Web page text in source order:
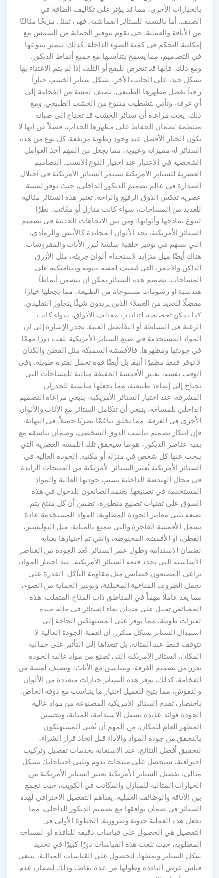
بالخيارات الأخرى، مما قد يؤثر على تكاليف الطاقة في
الصيف. أما بالنسبة للستائر القماشية، فهي تمثل مزيجًا مثاليًا
من الأناقة والعملية. حي تقوم بتوفير الحماية من الشمس مع
إمكانية التحكم في كمية الضوء الداخلة. كذلك، تتميز بتنوعها
في التصاميم، مما يسمح بتناسبها مع جميع أنماط الديكور.
ومع ذلك، فإنها قد تتعرض للبقع أو التلف إذا لم يتم الاعتناء بها
بشكل جيد. على الجانب الآخر، تشكل ستائر الخشب خياراً
راقياً بفضل مظهرها الطبيعي. تضيف لمسة من الفخامة إلى
أي غرفة، وتأتي بتشطيب متنوع من الخشب الطبيعي. ومع
ذلك، يجب مراعاة أن ستائر الخشب قد تحتاج إلى صيانة
منتظمة لضمان الحفاظ على مظهرها الجذاب، فضلاً عن أنها لا
تكون الخيار الأفضل عند وجود رطوبة مرتفعة. كل نوع من هذه
الستائر له مميزاته وعيوبه، مما يجعل من المهم أخذ العوامل
الشخصية في الاعتبار عند اختيار النوع الأنسب. التصاميم
العصرية للستائر الأمريكية تستمر الستائر الأمريكية في احتلال
الصدارة في عالم تصميم الديكور الداخلي، حيث توفر لمسة
عصرية تعكس الذوق الرفيع والراحة. تعتبر هذه الستائر مثالية
للعديد من المساحات، سواء كانت منازل أو مكاتب، نظرًا
لتنوع نماذجها وألوانها. ومن بين الاتجاهات الحديثة في تصميم
الستائر الأمريكية، نجد الألوان المحايدة كالأبيض والرمادي،
التي تسهم في توفير خلفية سلسة تُبرز الأثاث والمفروشات.
هناك أيضًا ميل متزايد لاستخدام ألوان جريئة، مثل الأزرق
الداكن والأحمر، التي تُضيف لمسة حيوية وديناميكية على
المساحات. تصميم هذه الستائر يمكن أن يتضمن أنماطاً
هندسية أو رسومات مستوحاة من الطبيعة، مما يجعلها خيارًا
مفضلًا للعديد من العملاء الذين يريدون شيئًا يتجاوز التقليدي.
كما يمكن تخصيصه لتناسب مختلف الأذواق، سواء كانت
الرغبة في البساطة أو التفاصيل الغنية. تجدر الإشارة إلى أن
المواد المستخدمة في صنع الستائر الأمريكية تلعب دورًا مهمًا
في جودتها ومظهرها. فالأقمشة السميكة مثل القطن والكتان
لا توفر فقط مظهرًا أنيقًا بل أيضًا قوة تحمل لفترة طويلة. وفي
الوقت نفسه، تعتبر الأقمشة الخفيفة مثالية للمساحات التي
تحتاج إلى إضاءة طبيعية، مما يجعلها مناسبة للجدران
المشرقة. عند اختيار الستائر الأمريكية، ينبغي مراعاة التصميم
الداخلي للمساحة. ينبغي أن تتكامل الستائر مع الأثاث والألوان
الأخرى في الغرفة، مما يخلق تناغمًا بصريًا جميلاً. في النهاية،
فإن ابتكار تصميم يناسب الذوق الشخصي، وضمان تناسقه مع
بقية عناصر الديكور، هو ما سيحقق تلك اللمسة العصرية التي
يبحث عنها كل شخص في منزله أو مكتبه. الجودة العالية في
الستائر الأمريكية تُعتبر الستائر الأمريكية من المنتجات الرائدة
في مجال الهندسة الداخلية بسبب جودتها العالية والمواد
المستخدمة في تصنيعها. يعتمد الصانعون للدخول في هذه
السوق على تقنيات تصنيع متطورة، تضمن أن كل منتج يتم
صنعه يلبي معايير الجودة المطلوبة. المواد المستخدمة عادة
تشمل الأقمشة الفاخرة والتي تتمتع بالمتانة، مثل البوليستر،
القطن، أو الأقمشة المخلوطة، والتي تم اختيارها بعناية
لضمان الاستدامة وطول عمر الستائر. تُعد الجودة من العناصر
الأساسية التي تحدد قيمة الستائر الأمريكية. عند اختيار المواد،
يراعي المصنعون خصائص مثل مقاومة التآكل، القدرة على
تحمل الظروف المناخية المختلفة، وتوفير الحماية من الضوء،
مما يعد عاملاً مهماً في المناطق ذات المناخ المتقلب. هذه
الخصائص تعمل على ضمان بقاء الستائر في حالة جيدة
لفترات طويلة، مما يوفر على المستهلكين الحاجة إلى
استبدال الستائر بشكل متكرر. إن أهمية الجودة العالية لا
تتوقف فقط عند المتانة، بل تتعداها إلى التأثير على جمالية
المكان. الستائر الأمريكية التي تُصنع من مواد عالية الجودة
تعزز من تصميم الغرفة، وتتناسق مع الأثاث، وتضيف لمسة من
الفخامة. كذلك، توفر هذه الستائر خيارات متعددة من الألوان
والنقوش، مما يتيح للعميل اختيار ما يتناسب مع ذوقه الخاص.
باختصار، تقدم الستائر الأمريكية المصنوعة من مواد عالية
الجودة فوائد عديدة تشمل الاستدامة، المتانة، وتحسين
المظهر العام للمكان. من المهم أن يُعنى المستهلكون
بالتحقق من جودة المواد والأداء قبل اتخاذ قرار الشراء،
لتحقيق أفضل النتائج. عند الاستعانة بخدمات تفصيل وتركيب
احترافية، ستحصل على منتجات تدوم وتلبي احتياجاتك بشكل
مثالي. تفصيل الستائر الأمريكية تعتبر الستائر الأمريكية من
الخيارات المثالية للمنازل والمكاتب في الكويت، حيث تجمع
بين الأناقة والوظائف العملية. يساهم التفصيل الاحترافي لهذه
الستائر في ضمان توافقها مع تصميم الديكور الداخلي، مما
يجعل هذه العملية حيوية وضرورية. الخطوة الأولى في
التفصيل هي الحصول على قياسات دقيقة للنافذة أو المساحة
المطلوبة، حيث تلعب هذه القياسات دورًا كبيرًا في تحديد
شكل الستائر ونمطها. للحصول على القياسات المثالية، ينبغي
قياس عرض النافذة وطولها من عدة نقاط، وذلك لضمان عدم